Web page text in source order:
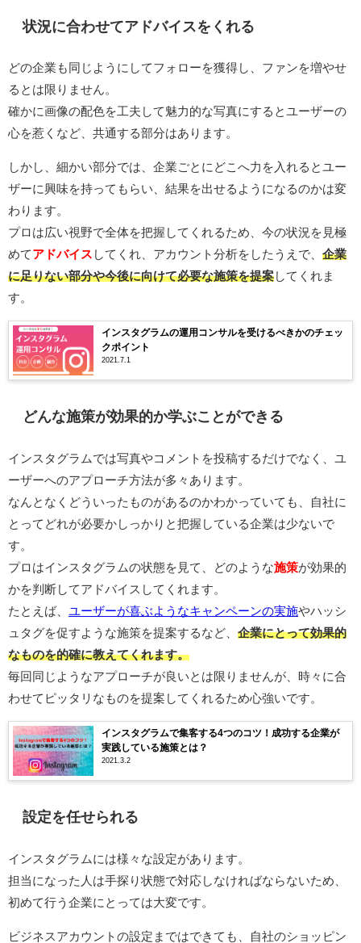
状況に合わせてアドバイスをくれる
どの企業も同じようにしてフォローを獲得し、ファンを増やせ
るとは限りません。
確かに画像の配色を工夫して魅力的な写真にするとユーザーの
心を惹くなど、共通する部分はあります。
しかし、細かい部分では、企業ごとにどこへ力を入れるとユー
ザーに興味を持ってもらい、結果を出せるようになるのかは変
わります。
プロは広い視野で全体を把握してくれるため、今の状況を見極
めて アドバイス してくれ、アカウント分析をしたうえで、 企業
に足りない部分や今後に向けて必要な施策を提案 してくれま
す。
インスタグラムの運用コンサルを受けるべきかのチェッ
クポイント
2021.7.1
どんな施策が効果的か学ぶことができる
インスタグラムでは写真やコメントを投稿するだけでなく、ユ
ーザーへのアプローチ方法が多々あります。
なんとなくどういったものがあるのかわかっていても、自社に
とってどれが必要かしっかりと把握している企業は少ないで
す。
プロはインスタグラムの状態を見て、どのような施策が効果的
かを判断してアドバイスしてくれます。
たとえば、 ユーザーが喜ぶようなキャンペーンの実施やハッシ
ュタグを促すような施策を提案するなど、 企業にとって効果的
なものを的確に教えてくれます。
毎回同じようなアプローチが良いとは限りませんが、時々に合
わせてピッタリなものを提案してくれるため心強いです。
インスタグラムで集客する4つのコツ！成功する企業が
実践している施策とは？
2021.3.2
設定を任せられる
インスタグラムには様々な設定があります。
担当になった人は手探り状態で対応しなければならないため、
初めて行う企業にとっては大変です。
ビジネスアカウントの設定まではできても、自社のショッピン